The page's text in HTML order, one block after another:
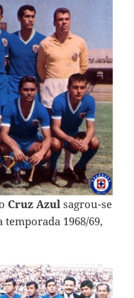
Cruz Azul sagrou-se
1968/69,